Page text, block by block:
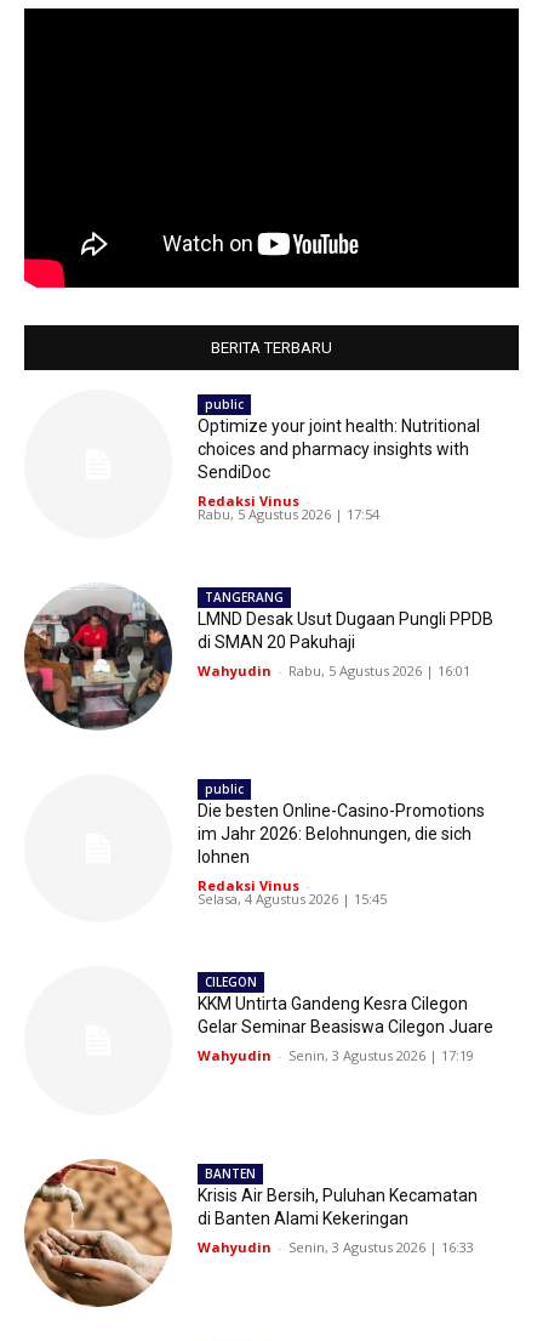
BERITA TERBARU
public
Optimize your joint health: Nutritional
choices and pharmacy insights with
SendiDoc
Redaksi Vinus -
Rabu, 5 Agustus 2026 | 17:54
TANGERANG
LMND Desak Usut Dugaan Pungli PPDB
di SMAN 20 Pakuhaji
Wahyudin - Rabu, 5 Agustus 2026 | 16:01
public
Die besten Online-Casino-Promotions
im Jahr 2026: Belohnungen, die sich
lohnen
Redaksi Vinus -
Selasa, 4 Agustus 2026 | 15:45
CILEGON
KKM Untirta Gandeng Kesra Cilegon
Gelar Seminar Beasiswa Cilegon Juare
Wahyudin - Senin, 3 Agustus 2026 | 17:19
BANTEN
Krisis Air Bersih, Puluhan Kecamatan
di Banten Alami Kekeringan
Wahyudin - Senin, 3 Agustus 2026 | 16:33